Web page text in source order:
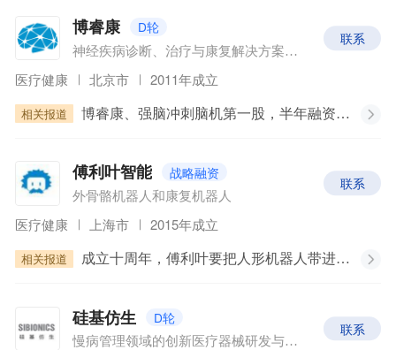
博睿康 D轮
神经疾病诊断、治疗与康复解决方案提供商
联系
医疗健康 北京市 2011年成立
相关报道 博睿康、强脑冲刺脑机第一股，半年融资超40亿增速230%
傅利叶智能 战略融资
外骨骼机器人和康复机器人
联系
医疗健康 上海市 2015年成立
相关报道 成立十周年，傅利叶要把人形机器人带进康养场景 | 最前线
硅基仿生 D轮
慢病管理领域的创新医疗器械研发与产业化
联系